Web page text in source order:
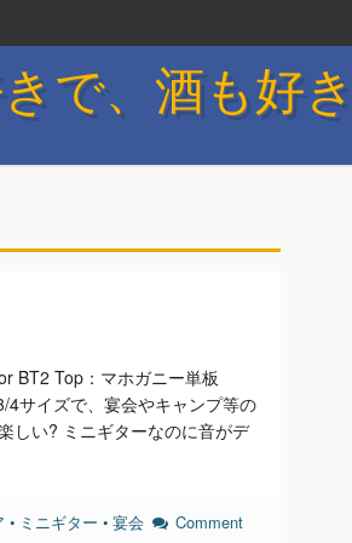
で、酒も好
BT2 Top：マホガニー単板
4サイズで、宴会やキャンプ等の
しい? ミニギターなのに音がデ
• ミニギター •宴会 Comment